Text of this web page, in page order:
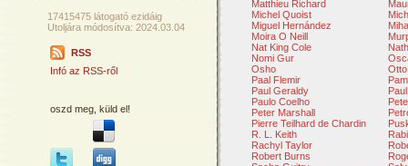
17415475 látogató ezidáig
Utoljára módosítva: 2024.03.04
RSS
Infó az RSS-ről
oszd meg, küld el!
Matthieu Richard
Michel Quoist
Miguel Hernández
Moira O Neill
Nat King Cole
Nomi Gur
Osho
Paal Flemir
Paul Geraldy
Paulo Coelho
Peter Marshall
Pierre Teilhard de Chardin
R. L. Keith
Rachyl Taylor
Robert Burns